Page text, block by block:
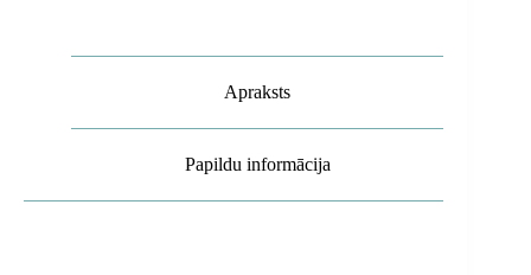
Apraksts
Papildu informācija